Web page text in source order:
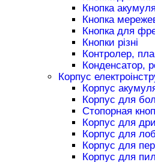
Кнопка
Кнопка
Кнопка для
Кнопки різні
Контролер,
Конденсатор,
Корпус
Корпус
Корпус для
Стопорная
Корпус для
Корпус для
Корпус для
Корпус для